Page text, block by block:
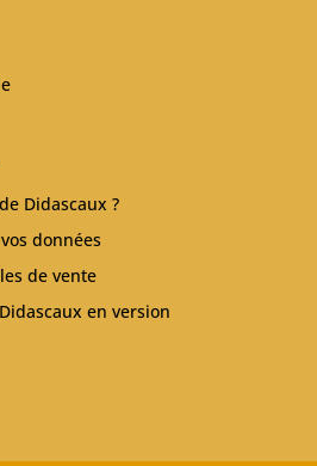
Didascaux ?
données
de vente
en version